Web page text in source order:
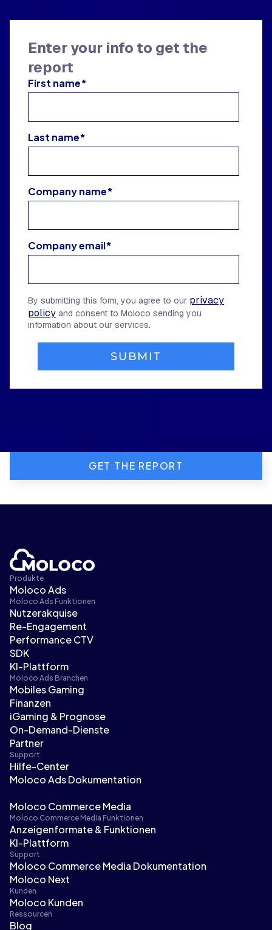
Enter your info to get the
report
First name*
Last name*
Company name*
Company email*
By submitting this form, you agree to our privacy
policy and consent to Moloco sending you
information about our services.
GET THE REPORT
Produkte
Moloco Ads
Moloco Ads Funktionen
Nutzerakquise
Re-Engagement
Performance CTV
SDK
KI-Plattform
Moloco Ads Branchen
Mobiles Gaming
Finanzen
iGaming & Prognose
On-Demand-Dienste
Partner
Support
Hilfe-Center
Moloco Ads Dokumentation
Moloco Commerce Media
Moloco Commerce Media Funktionen
Anzeigenformate & Funktionen
KI-Plattform
Support
Moloco Commerce Media Dokumentation
Moloco Next
Kunden
Moloco Kunden
Ressourcen
Blog